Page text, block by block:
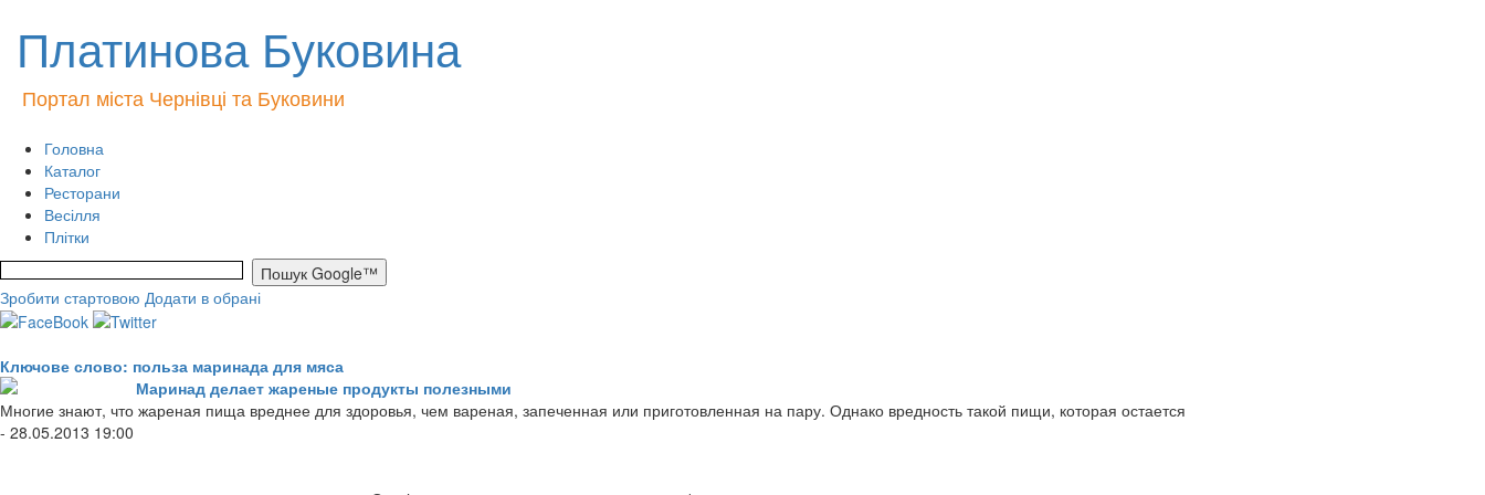
Платинова Буковина
Портал міста Чернівці та Буковини
Головна
Каталог
Ресторани
Весілля
Плітки
Зробити стартовою Додати в обрані
Ключове слово: польза маринада для мяса
Маринад делает жареные продукты полезными
Многие знают, что жареная пища вреднее для здоровья, чем вареная, запеченная или приготовленная на пару. Однако вредность такой пищи, которая остается
- 28.05.2013 19:00